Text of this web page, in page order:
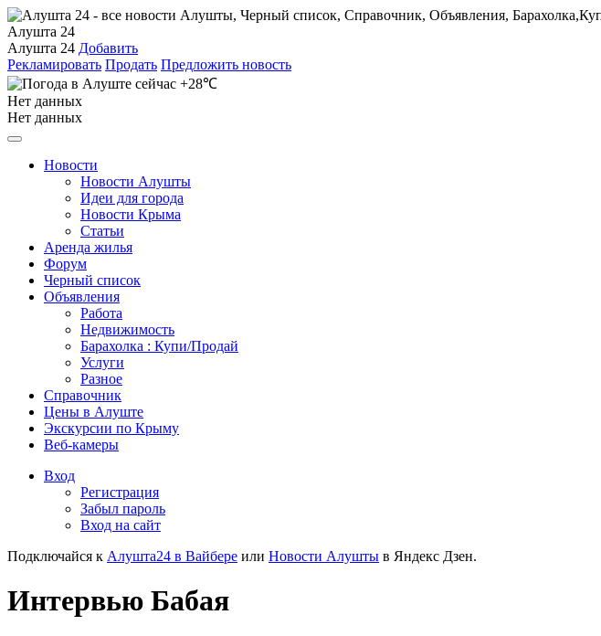
Алушта 24
Алушта 24 Добавить
Рекламировать Продать Предложить новость
+28℃
Нет данных
Нет данных
Новости
Новости Алушты
Идеи для города
Новости Крыма
Статьи
Аренда жилья
Форум
Черный список
Объявления
Работа
Недвижимость
Барахолка : Купи/Продай
Услуги
Разное
Справочник
Цены в Алуште
Экскурсии по Крыму
Веб-камеры
Вход
Регистрация
Забыл пароль
Вход на сайт
Подключайся к Алушта24 в Вайбере или Новости Алушты в Яндекс Дзен.
Интервью Бабая